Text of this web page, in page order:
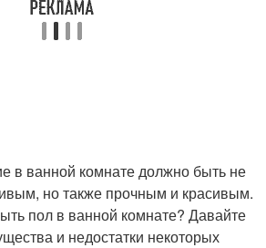
в ванной комнате должно быть не
но также прочным и красивым.
пол в ванной комнате? Давайте
и недостатки некоторых